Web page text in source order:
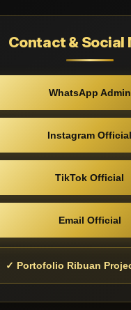
Contact & Social
WhatsApp Admin
Instagram Official
TikTok Official
Email Official
✓ Portofolio Ribuan